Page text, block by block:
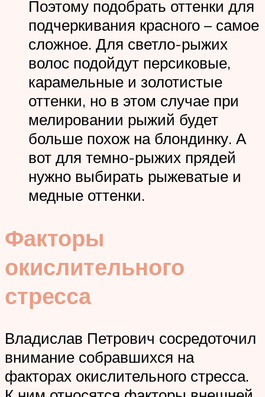
Поэтому подобрать оттенки для
подчеркивания красного – самое
сложное. Для светло-рыжих
волос подойдут персиковые,
карамельные и золотистые
оттенки, но в этом случае при
мелировании рыжий будет
больше похож на блондинку. А
вот для темно-рыжих прядей
нужно выбирать рыжеватые и
медные оттенки.
Факторы
окислительного
стресса
Владислав Петрович сосредоточил
внимание собравшихся на
факторах окислительного стресса.